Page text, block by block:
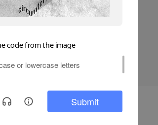
блогеров;
отчет;
инфлюенсерами ведет агентство.